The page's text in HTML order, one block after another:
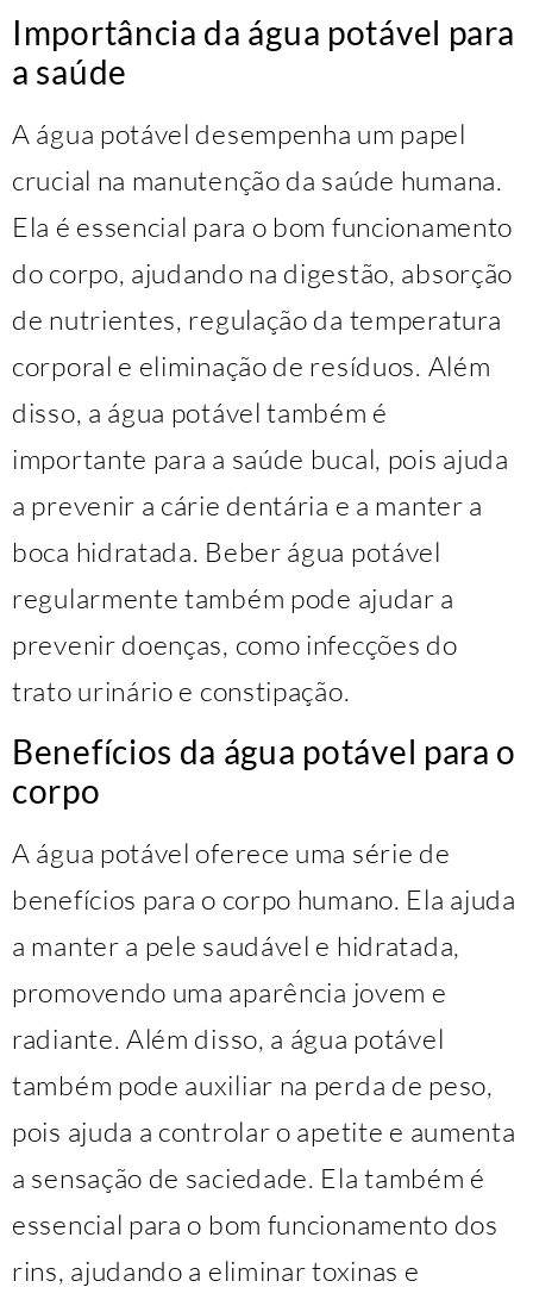
Importância da água potável para
a saúde
A água potável desempenha um papel
crucial na manutenção da saúde humana.
Ela é essencial para o bom funcionamento
do corpo, ajudando na digestão, absorção
de nutrientes, regulação da temperatura
corporal e eliminação de resíduos. Além
disso, a água potável também é
importante para a saúde bucal, pois ajuda
a prevenir a cárie dentária e a manter a
boca hidratada. Beber água potável
regularmente também pode ajudar a
prevenir doenças, como infecções do
trato urinário e constipação.
Benefícios da água potável para o
corpo
A água potável oferece uma série de
benefícios para o corpo humano. Ela ajuda
a manter a pele saudável e hidratada,
promovendo uma aparência jovem e
radiante. Além disso, a água potável
também pode auxiliar na perda de peso,
pois ajuda a controlar o apetite e aumenta
a sensação de saciedade. Ela também é
essencial para o bom funcionamento dos
rins, ajudando a eliminar toxinas e